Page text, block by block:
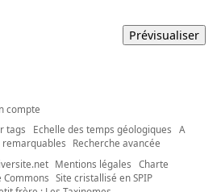
compte
tags Echelle des temps géologiques
A
remarquables
Recherche avancée
Mentions légales
Charte
Commons Site cristallisé en SPIP